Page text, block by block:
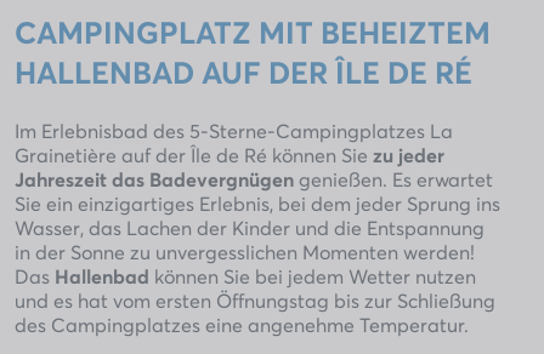
CAMPINGPLATZ MIT BEHEIZTEM
HALLENBAD AUF DER ÎLE DE RÉ
Im Erlebnisbad des 5-Sterne-Campingplatzes La
Grainetière auf der Île de Ré können Sie zu jeder
Jahreszeit das Badevergnügengenießen. Es erwartet
Sie ein einzigartiges Erlebnis, bei dem jeder Sprung ins
Wasser, das Lachen der Kinder und die Entspannung
in der Sonne zu unvergesslichen Momenten werden!
Das Hallenbad können Sie bei jedem Wetter nutzen
und es hat vom ersten Öffnungstag bis zur Schließung
des Campingplatzes eine angenehme Temperatur.